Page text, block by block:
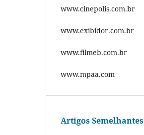
www.cinepolis.com.br
www.exibidor.com.br
www.filmeb.com.br
www.mpaa.com
Artigos Semelhantes